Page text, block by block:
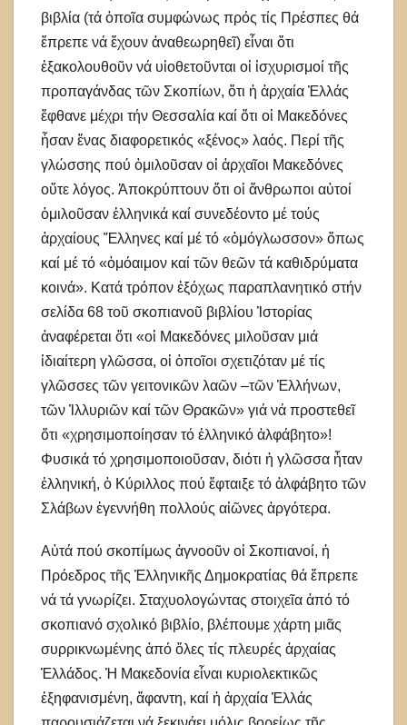
βιβλία (τά ὁποῖα συμφώνως πρός τίς Πρέσπες θά
ἔπρεπε νά ἔχουν ἀναθεωρηθεῖ) εἶναι ὅτι
ἐξακολουθοῦν νά υἱοθετοῦνται οἱ ἰσχυρισμοί τῆς
προπαγάνδας τῶν Σκοπίων, ὅτι ἡ ἀρχαία Ἑλλάς
ἔφθανε μέχρι τήν Θεσσαλία καί ὅτι οἱ Μακεδόνες
ἦσαν ἕνας διαφορετικός «ξένος» λαός. Περί τῆς
γλώσσης πού ὁμιλοῦσαν οἱ ἀρχαῖοι Μακεδόνες
οὔτε λόγος. Ἀποκρύπτουν ὅτι οἱ ἄνθρωποι αὐτοί
ὁμιλοῦσαν ἑλληνικά καί συνεδέοντο μέ τούς
ἀρχαίους Ἕλληνες καί μέ τό «ὁμόγλωσσον» ὅπως
καί μέ τό «ὁμόαιμον καί τῶν θεῶν τά καθιδρύματα
κοινά». Κατά τρόπον ἐξόχως παραπλανητικό στήν
σελίδα 68 τοῦ σκοπιανοῦ βιβλίου Ἱστορίας
ἀναφέρεται ὅτι «οἱ Μακεδόνες μιλοῦσαν μιά
ἰδιαίτερη γλῶσσα, οἱ ὁποῖοι σχετιζόταν μέ τίς
γλῶσσες τῶν γειτονικῶν λαῶν –τῶν Ἑλλήνων,
τῶν Ἰλλυριῶν καί τῶν Θρακῶν» γιά νά προστεθεῖ
ὅτι «χρησιμοποίησαν τό ἑλληνικό ἀλφάβητο»!
Φυσικά τό χρησιμοποιοῦσαν, διότι ἡ γλῶσσα ἦταν
ἑλληνική, ὁ Κύριλλος πού ἔφταιξε τό ἀλφάβητο τῶν
Σλάβων ἐγεννήθη πολλούς αἰῶνες ἀργότερα.
Αὐτά πού σκοπίμως ἀγνοοῦν οἱ Σκοπιανοί, ἡ
Πρόεδρος τῆς Ἑλληνικῆς Δημοκρατίας θά ἔπρεπε
νά τά γνωρίζει. Σταχυολογώντας στοιχεῖα ἀπό τό
σκοπιανό σχολικό βιβλίο, βλέπουμε χάρτη μιᾶς
συρρικνωμένης ἀπό ὅλες τίς πλευρές ἀρχαίας
Ἑλλάδος. Ἡ Μακεδονία εἶναι κυριολεκτικῶς
ἐξηφανισμένη, ἄφαντη, καί ἡ ἀρχαία Ἑλλάς